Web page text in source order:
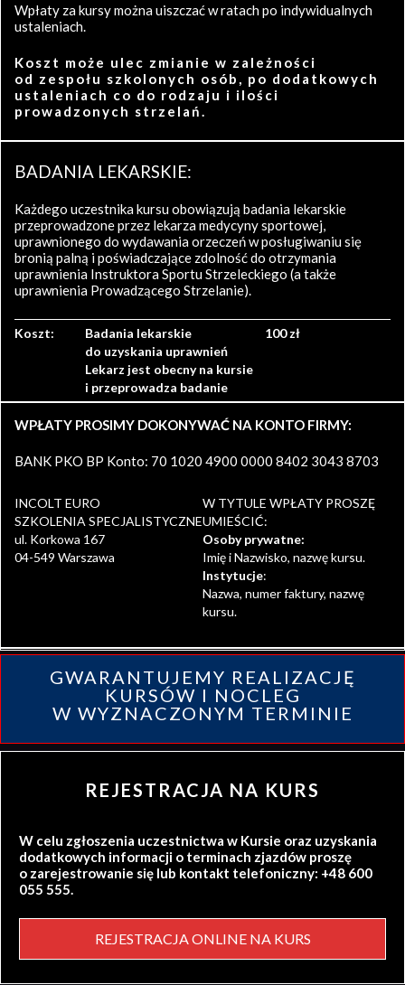
Wpłaty za kursy można uiszczać w ratach po indywidualnych
ustaleniach.
Koszt może ulec zmianie w zależności
od zespołu szkolonych osób, po dodatkowych
ustaleniach co do rodzaju i ilości
prowadzonych strzelań.
BADANIA LEKARSKIE:
Każdego uczestnika kursu obowiązują badania lekarskie
przeprowadzone przez lekarza medycyny sportowej,
uprawnionego do wydawania orzeczeń w posługiwaniu się
bronią palną i poświadczające zdolność do otrzymania
uprawnienia Instruktora Sportu Strzeleckiego (a także
uprawnienia Prowadzącego Strzelanie).
Koszt:
Badania lekarskie
do uzyskania uprawnień
Lekarz jest obecny na kursie
i przeprowadza badanie
100 zł
WPŁATY PROSIMY DOKONYWAĆ NA KONTO FIRMY:
BANK PKO BP Konto: 70 1020 4900 0000 8402 3043 8703
INCOLT EURO
SZKOLENIA SPECJALISTYCZNE
ul. Korkowa 167
04-549 Warszawa
W TYTULE WPŁATY PROSZĘ
UMIEŚCIĆ:
Osoby prywatne:
Imię i Nazwisko, nazwę kursu.
Instytucje:
Nazwa, numer faktury, nazwę
kursu.
GWARANTUJEMY REALIZACJĘ
KURSÓW I NOCLEG
W WYZNACZONYM TERMINIE
REJESTRACJA NA KURS
W celu zgłoszenia uczestnictwa w Kursie oraz uzyskania
dodatkowych informacji o terminach zjazdów proszę
o zarejestrowanie się lub kontakt telefoniczny: +48 600
055 555.
REJESTRACJA ONLINE NA KURS